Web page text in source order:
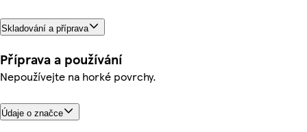
Skladování a příprava
Příprava a používání
Nepoužívejte na horké povrchy.
Údaje o značce